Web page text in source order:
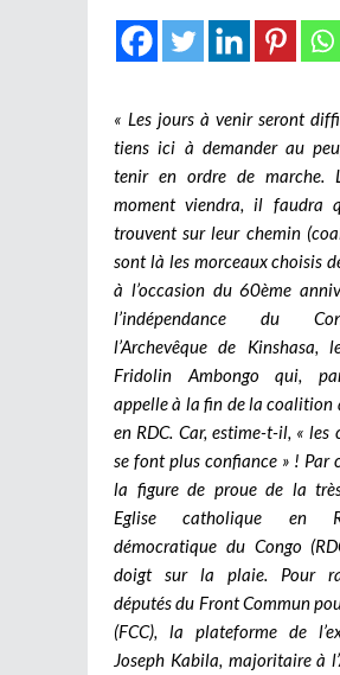
« Les jours à venir seront
tiens ici à demander au
tenir en ordre de marche.
moment viendra, il faudra
trouvent sur leur chemin
sont là les morceaux choisis
à l’occasion du 60ème
l’indépendance du
l’Archevêque de Kinshasa,
Fridolin Ambongo qui,
appelle à la fin de la coalition
en RDC. Car, estime-t-il, « les
se font plus confiance » ! Par
la figure de proue de la
Eglise catholique en
démocratique du Congo
doigt sur la plaie. Pour
députés du Front Commun
(FCC), la plateforme de
Joseph Kabila, majoritaire à